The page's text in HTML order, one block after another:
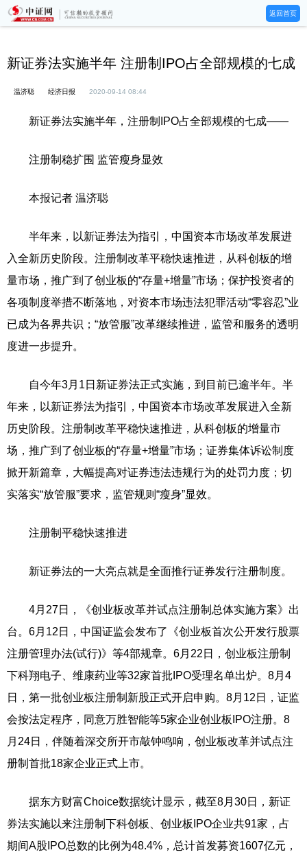
返回首页
新证券法实施半年 注册制IPO占全部规模的七成
温济聪 经济日报 2020-09-14 08:44
新证券法实施半年，注册制IPO占全部规模的七成——
注册制稳扩围 监管瘦身显效
本报记者 温济聪
半年来，以新证券法为指引，中国资本市场改革发展进
入全新历史阶段。注册制改革平稳快速推进，从科创板的增
量市场，推广到了创业板的“存量+增量”市场；保护投资者的
各项制度举措不断落地，对资本市场违法犯罪活动“零容忍”业
已成为各界共识；“放管服”改革继续推进，监管和服务的透明
度进一步提升。
自今年3月1日新证券法正式实施，到目前已逾半年。半
年来，以新证券法为指引，中国资本市场改革发展进入全新
历史阶段。注册制改革平稳快速推进，从科创板的增量市
场，推广到了创业板的“存量+增量”市场；证券集体诉讼制度
掀开新篇章，大幅提高对证券违法违规行为的处罚力度；切
实落实“放管服”要求，监管规则“瘦身”显效。
注册制平稳快速推进
新证券法的一大亮点就是全面推行证券发行注册制度。
4月27日，《创业板改革并试点注册制总体实施方案》出
台。6月12日，中国证监会发布了《创业板首次公开发行股票
注册管理办法(试行)》等4部规章。6月22日，创业板注册制
下科翔电子、维康药业等32家首批IPO受理名单出炉。8月4
日，第一批创业板注册制新股正式开启申购。8月12日，证监
会按法定程序，同意万胜智能等5家企业创业板IPO注册。8
月24日，伴随着深交所开市敲钟鸣响，创业板改革并试点注
册制首批18家企业正式上市。
据东方财富Choice数据统计显示，截至8月30日，新证
券法实施以来注册制下科创板、创业板IPO企业共91家，占
期间A股IPO总数的比例为48.4%，总计首发募资1607亿元，